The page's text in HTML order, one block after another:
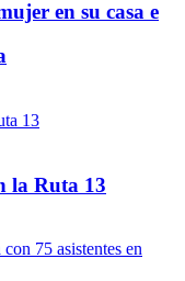
en su casa e
la Ruta 13